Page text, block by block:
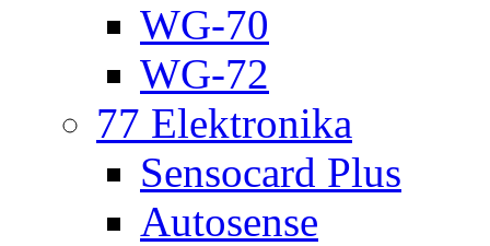
WG-70
WG-72
77 Elektronika
Sensocard Plus
Autosense